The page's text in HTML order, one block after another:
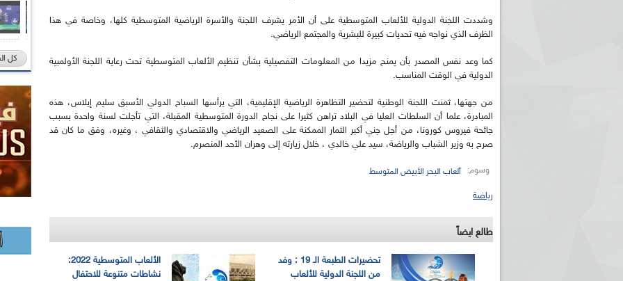
وشددت اللجنة الدولية للألعاب المتوسطية على أن الأمر يشرف اللجنة والأسرة الرياضية المتوسطية كلها، وخاصة في هذا
الظرف الذي نواجه فيه تحديات كبيرة للبشرية والمجتمع الرياضي.
كما وعد نفس المصدر بأن يمنح مزيدا من المعلومات التفصيلية بشأن تنظيم الألعاب المتوسطية تحت رعاية اللجنة الأولمبية
الدولية في الوقت المناسب.
من جهتها، ثمنت اللجنة الوطنية لتحضير التظاهرة الرياضية الإقليمية، التي يرأسها السباح الدولي الأسبق سليم إيلاس، هذه
المبادرة، علما أن السلطات العليا في البلاد تراهن كثيرا على نجاح الدورة المتوسطية المقبلة، التي تأجلت لسنة واحدة بسبب
جائحة فيروس كورونا، من أجل جني أكبر الثمار الممكنة على الصعيد الرياضي والاقتصادي والثقافي ، وغيره، وفق ما كان قد
صرح به وزير الشباب والرياضة، سيد علي خالدي ، خلال زيارته إلى وهران الأحد المنصرم.
وسوم: ألعاب البحر الأبيض المتوسط
رياضة
طالع ايضاً
الألعاب المتوسطية 2022:
نشاطات متنوعة للاحتفال
تحضيرات الطبعة الـ 19 : وفد
من اللجنة الدولية للألعاب
كل